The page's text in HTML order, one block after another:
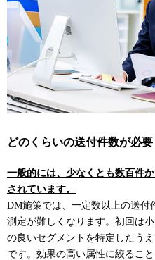
どのくらいの送付件数が必要
一般的には、少なくとも数百件
されています。
DM施策では、一定数以上の送付
測定が難しくなります。初回は
の良いセグメントを特定したう
です。効果の高い属性に絞るこ